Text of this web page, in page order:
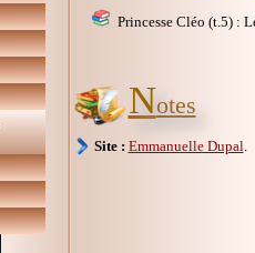
Princesse Cléo (t.5) :
Notes
Site : Emmanuelle Dupal.